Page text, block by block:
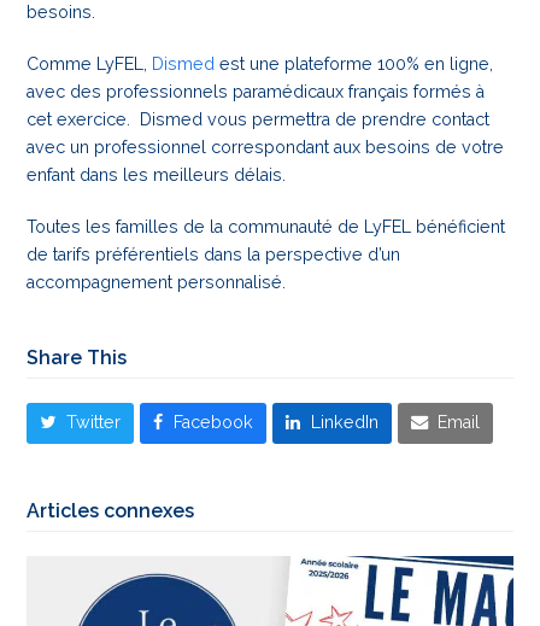
besoins.
Comme LyFEL, Dismed est une plateforme 100% en ligne,
avec des professionnels paramédicaux français formés à
cet exercice. Dismed vous permettra de prendre contact
avec un professionnel correspondant aux besoins de votre
enfant dans les meilleurs délais.
Toutes les familles de la communauté de LyFEL bénéficient
de tarifs préférentiels dans la perspective d’un
accompagnement personnalisé.
Share This
Twitter Facebook LinkedIn Email
Articles connexes